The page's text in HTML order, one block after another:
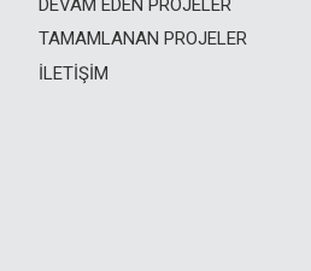
DEVAM EDEN PROJELER
TAMAMLANAN PROJELER
İLETIŞIM